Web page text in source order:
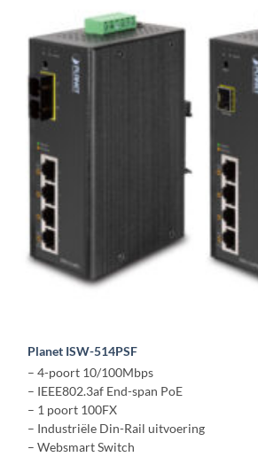
Planet ISW-514PSF
– 4-poort 10/100Mbps
– IEEE802.3af End-span PoE
– 1 poort 100FX
– Industriële Din-Rail uitvoering
– Websmart Switch